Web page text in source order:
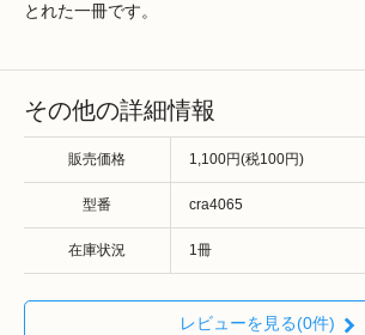
とれた一冊です。
その他の詳細情報
販売価格 1,100円(税100円)
型番 cra4065
在庫状況 1冊
レビューを見る(0件)